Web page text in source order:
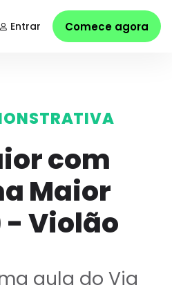
Entrar Comece agora
com
Maior
- Violão
aula do Via